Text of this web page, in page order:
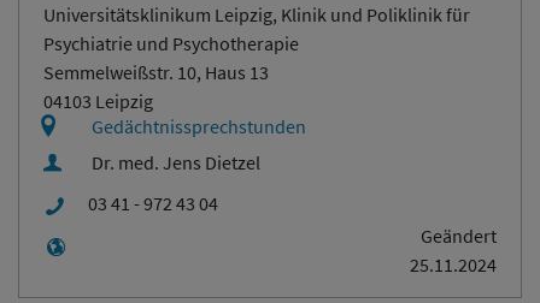
Universitätsklinikum Leipzig, Klinik und Poliklinik für
Psychiatrie und Psychotherapie
Semmelweißstr. 10, Haus 13
04103 Leipzig
Gedächtnissprechstunden
Dr. med. Jens Dietzel
03 41 - 972 43 04
Geändert
25.11.2024